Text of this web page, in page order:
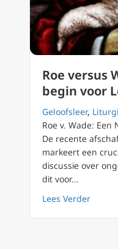
Roe versus
begin voor
Geloofsleer,
Roe v. Wade: Een
De recente
markeert een
discussie over
dit voor...
Lees Verderabout